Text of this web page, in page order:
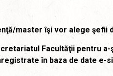
master îşi vor alege şefii
Facultăţii pentru
în baza de date e-